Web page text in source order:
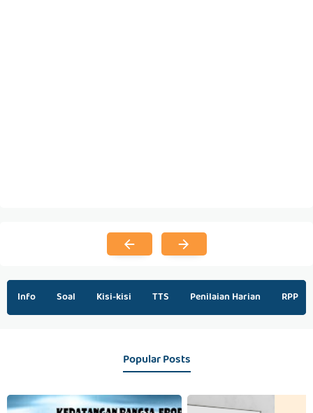
Info Soal Kisi-kisi TTS Penilaian Harian RPP
Popular Posts